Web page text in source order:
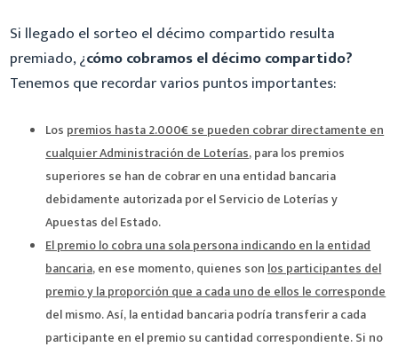
Si llegado el sorteo el décimo compartido resulta
premiado, ¿cómo cobramos el décimo compartido?
Tenemos que recordar varios puntos importantes:
Los premios hasta 2.000€ se pueden cobrar directamente en
cualquier Administración de Loterías, para los premios
superiores se han de cobrar en una entidad bancaria
debidamente autorizada por el Servicio de Loterías y
Apuestas del Estado.
El premio lo cobra una sola persona indicando en la entidad
bancaria, en ese momento, quienes son los participantes del
premio y la proporción que a cada uno de ellos le corresponde
del mismo. Así, la entidad bancaria podría transferir a cada
participante en el premio su cantidad correspondiente. Si no